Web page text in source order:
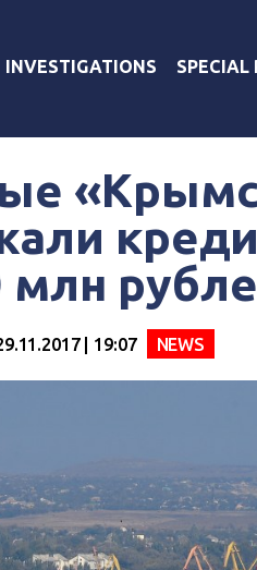
INVESTIGATIONS SPECIAL
млн
| 19:07 NEWS